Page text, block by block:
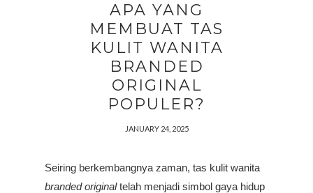
APA YANG
MEMBUAT TAS
KULIT WANITA
BRANDED
ORIGINAL
POPULER?
JANUARY 24, 2025
Seiring berkembangnya zaman, tas kulit wanita
branded original telah menjadi simbol gaya hidup